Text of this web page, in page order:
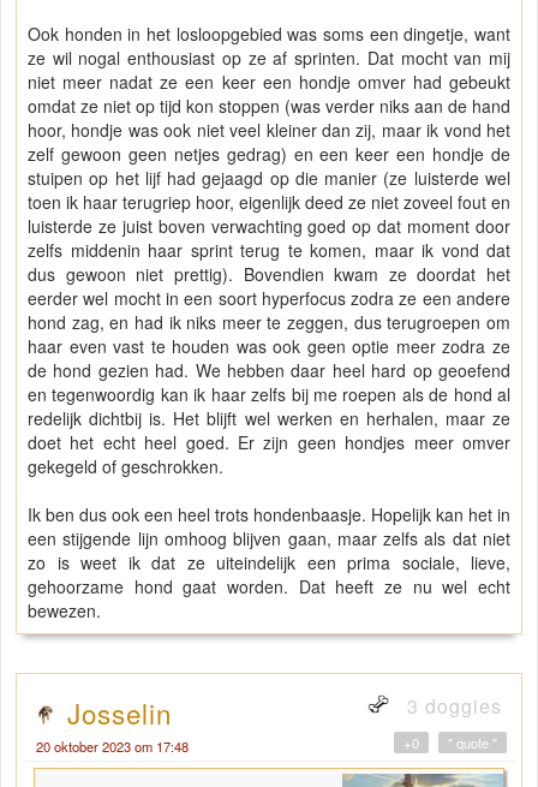
Ook honden in het losloopgebied was soms een dingetje, want
ze wil nogal enthousiast op ze af sprinten. Dat mocht van mij
niet meer nadat ze een keer een hondje omver had gebeukt
omdat ze niet op tijd kon stoppen (was verder niks aan de hand
hoor, hondje was ook niet veel kleiner dan zij, maar ik vond het
zelf gewoon geen netjes gedrag) en een keer een hondje de
stuipen op het lijf had gejaagd op die manier (ze luisterde wel
toen ik haar terugriep hoor, eigenlijk deed ze niet zoveel fout en
luisterde ze juist boven verwachting goed op dat moment door
zelfs middenin haar sprint terug te komen, maar ik vond dat
dus gewoon niet prettig). Bovendien kwam ze doordat het
eerder wel mocht in een soort hyperfocus zodra ze een andere
hond zag, en had ik niks meer te zeggen, dus terugroepen om
haar even vast te houden was ook geen optie meer zodra ze
de hond gezien had. We hebben daar heel hard op geoefend
en tegenwoordig kan ik haar zelfs bij me roepen als de hond al
redelijk dichtbij is. Het blijft wel werken en herhalen, maar ze
doet het echt heel goed. Er zijn geen hondjes meer omver
gekegeld of geschrokken.
Ik ben dus ook een heel trots hondenbaasje. Hopelijk kan het in
een stijgende lijn omhoog blijven gaan, maar zelfs als dat niet
zo is weet ik dat ze uiteindelijk een prima sociale, lieve,
gehoorzame hond gaat worden. Dat heeft ze nu wel echt
bewezen.
Josselin 3 doggies
20 oktober 2023 om 17:48 " quote "
+0